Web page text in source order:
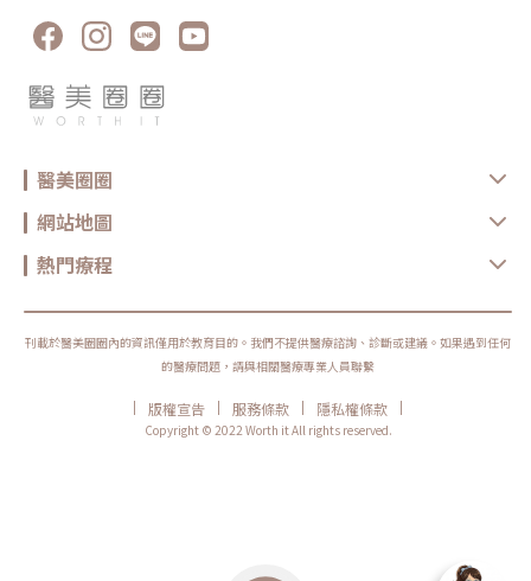
作。Q4：電波拉提可以維持多久？維持時間會因年齡、膚況、生活習慣、
保養方式、能量設定與個人體質不同而有差異。多數電波療程並非永久效
感，建議先讓肌膚休息，並加強保濕與防曬，並依醫療院所指示進行後續照
護。選對療程，比跟風更重要無雙電波與鳳凰電波各有優勢，前者偏向細緻
膚質與自然緊緻，後者則更聚焦在輪廓拉提與深層抗老。與其問「哪一個比
年齡、鬆弛程度、預算與期待值，才能做出更安全也更符合期待的選擇。同
時，也建議選擇原廠認證或合法合格的醫療院所，確認設備來源、探頭是否
為原廠正貨，以及操作人員是否具備相關經驗，這些都是影響療程安全與效
果的重要關鍵。醫美療程沒有標準答案，適合別人的療程，不一定就是最適
況、期待效果與可能限制，再做出更安心的決定。真正理想的變美，不是追
求一次到位，而是用正確的方式，讓自己一步一步變得更自然、精緻、又有
廠認證診所：https://asia-density.com/map★溫馨提醒★小編要提醒大
者應該謹慎選擇合適的醫療方案，以確保安全與健康。
醫美圈圈
網站地圖
熱門療程
刊載於醫美圈圈內的資訊僅用於教育目的。我們不提供醫療諮詢、診斷或建議。如果遇到任何
的醫療問題，請與相關醫療專業人員聯繫
| 版權宣告 | 服務條款 | 隱私權條款
|
Copyright © 2022 Worth it All rights reserved.